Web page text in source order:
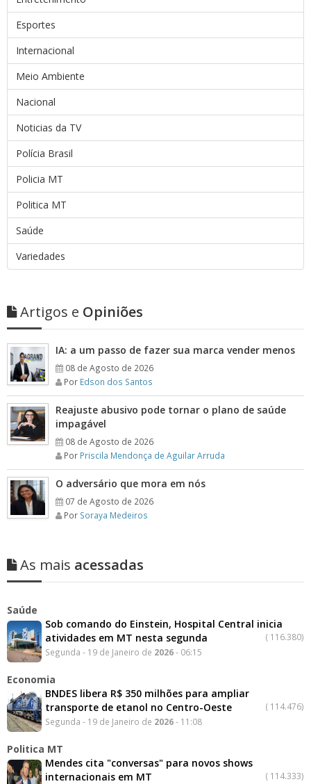
Esportes
Internacional
Meio Ambiente
Nacional
Noticias da TV
Polícia Brasil
Policia MT
Politica MT
Saúde
Variedades
Artigos e Opiniões
IA: a um passo de fazer sua marca vender menos
08 de Agosto de 2026
Por Edson dos Santos
Reajuste abusivo pode tornar o plano de saúde
impagável
08 de Agosto de 2026
Por Priscila Mendonça de Aguilar Arruda
O adversário que mora em nós
07 de Agosto de 2026
Por Soraya Medeiros
As mais acessadas
Saúde
Sob comando do Einstein, Hospital Central inicia
atividades em MT nesta segunda
( 116.380)
Segunda - 19 de Janeiro de 2026- 06:15
Economia
BNDES libera R$ 350 milhões para ampliar
transporte de etanol no Centro-Oeste
( 114.476)
Segunda - 19 de Janeiro de 2026- 11:08
Politica MT
Mendes cita "conversas" para novos shows
internacionais em MT
( 114.333)